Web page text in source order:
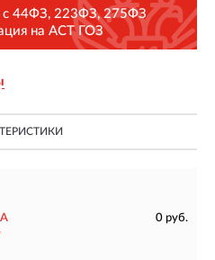
с 44ФЗ, 223ФЗ, 275ФЗ
на АСТ ГОЗ
0 руб.